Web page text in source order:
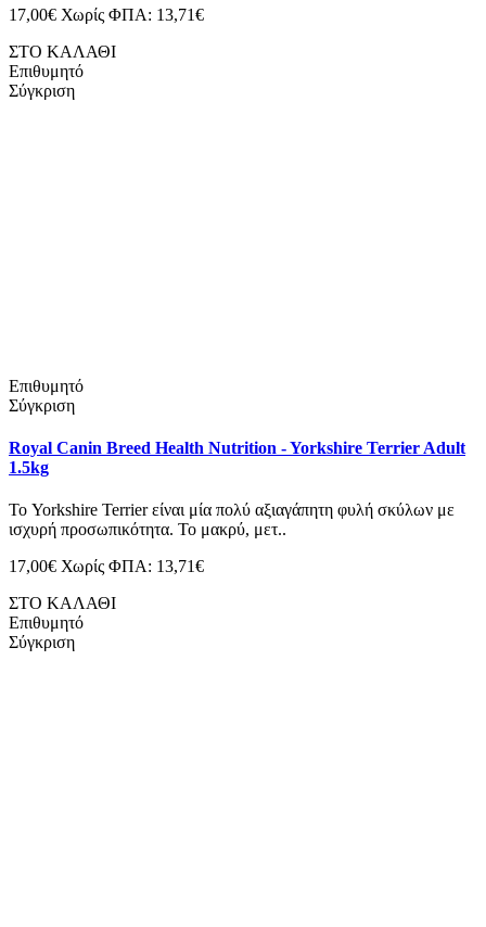
17,00€ Χωρίς ΦΠΑ: 13,71€
ΣΤΟ ΚΑΛΑΘΙ
Επιθυμητό
Σύγκριση
Επιθυμητό
Σύγκριση
Royal Canin Breed Health Nutrition - Yorkshire Terrier Adult
1.5kg
Το Yorkshire Terrier είναι μία πολύ αξιαγάπητη φυλή σκύλων με
ισχυρή προσωπικότητα. Το μακρύ, μετ..
17,00€ Χωρίς ΦΠΑ: 13,71€
ΣΤΟ ΚΑΛΑΘΙ
Επιθυμητό
Σύγκριση